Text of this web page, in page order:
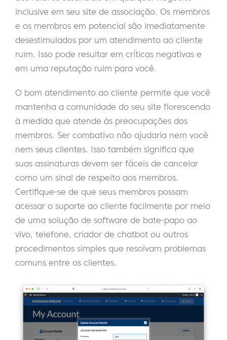
inclusive em seu site de associação. Os membros
e os membros em potencial são imediatamente
desestimulados por um atendimento ao cliente
ruim. Isso pode resultar em críticas negativas e
em uma reputação ruim para você.
O bom atendimento ao cliente permite que você
mantenha a comunidade do seu site florescendo
à medida que atende às preocupações dos
membros. Ser combativo não ajudaria nem você
nem seus clientes. Isso também significa que
suas assinaturas devem ser fáceis de cancelar
como um sinal de respeito aos membros.
Certifique-se de que seus membros possam
acessar o suporte ao cliente facilmente por meio
de uma solução de software de bate-papo ao
vivo, telefone, criador de chatbot ou outros
procedimentos simples que resolvam problemas
comuns entre os clientes.